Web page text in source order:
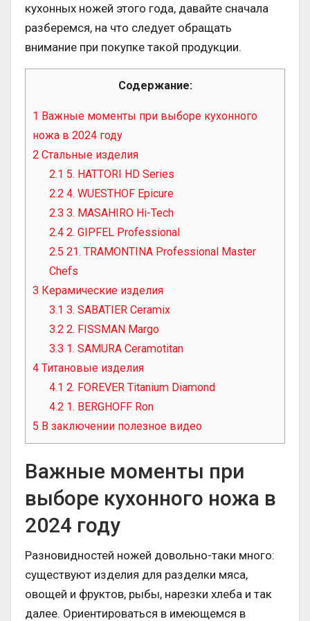
кухонных ножей этого года, давайте сначала
разберемся, на что следует обращать
внимание при покупке такой продукции.
Содержание:
1 Важные моменты при выборе кухонного
ножа в 2024 году
2 Стальные изделия
2.1 5. HATTORI HD Series
2.2 4. WUESTHOF Epicure
2.3 3. MASAHIRO Hi-Tech
2.4 2. GIPFEL Professional
2.5 21. TRAMONTINA Professional Master
Chefs
3 Керамические изделия
3.1 3. SABATIER Ceramix
3.2 2. FISSMAN Margo
3.3 1. SAMURA Ceramotitan
4 Титановые изделия
4.1 2. FOREVER Titanium Diamond
4.2 1. BERGHOFF Ron
5 В заключении полезное видео
Важные моменты при
выборе кухонного ножа в
2024 году
Разновидностей ножей довольно-таки много:
существуют изделия для разделки мяса,
овощей и фруктов, рыбы, нарезки хлеба и так
далее. Ориентироваться в имеющемся в